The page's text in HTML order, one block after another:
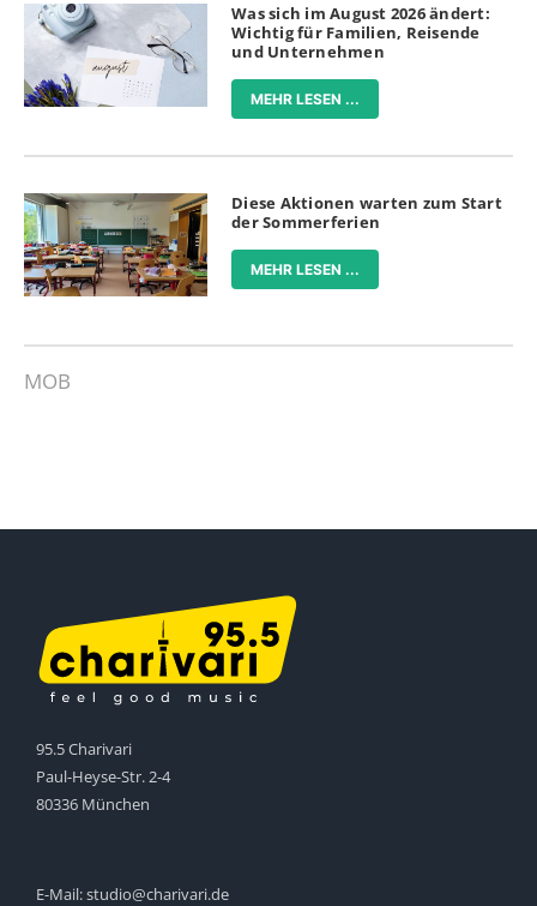
Was sich im August 2026 ändert:
Wichtig für Familien, Reisende
und Unternehmen
MEHR LESEN ...
Diese Aktionen warten zum Start
der Sommerferien
MEHR LESEN ...
MOB
95.5 Charivari
Paul-Heyse-Str. 2-4
80336 München
E-Mail:studio@charivari.de